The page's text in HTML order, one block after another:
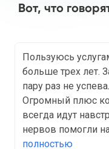
Вот, что
Пользуюсь
больше трех лет.
пару раз не
Огромный плюс
всегда идут
нервов помогли
полностью